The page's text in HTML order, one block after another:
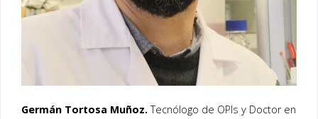
Germán Tortosa Muñoz.Tecnólogo de OPIs y Doctor en